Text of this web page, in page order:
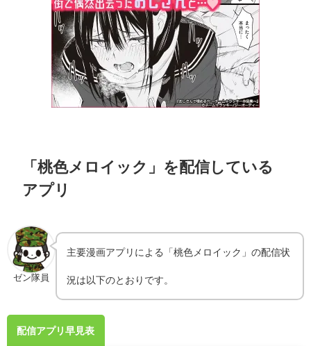
「桃色メロイック」を配信している
アプリ
ゼン隊員
主要漫画アプリによる「桃色メロイック」の配信状
況は以下のとおりです。
配信アプリ早見表